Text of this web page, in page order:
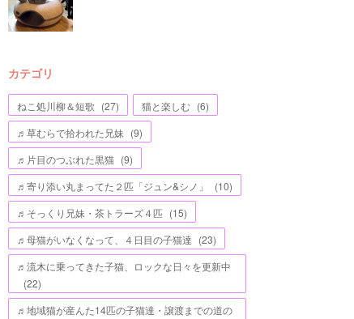
カテゴリ
ねこ処川柳＆短歌 (27) 猫と楽しむ (6)
♬草むらで拾われた兄妹 (9)
♬片目のつぶれた黒猫 (9)
♬寄り添い丸まってた２匹「ジュン&シノ」
(10)
♬そっくり兄妹・茶トラーズ４匹 (15)
♬母猫がいなくなって、４日目の子猫達 (23)
♬流木に乗ってきた子猫、ロックな日々を更新中
(22)
♬地域猫が産んた14匹の子猫達・譲渡までの道の